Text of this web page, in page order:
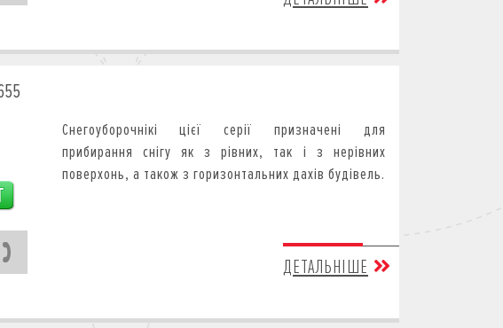
Снегоуборочнікі цієї серії призначені для
прибирання снігу як з рівних, так і з нерівних
поверхонь, а також з горизонтальних дахів будівель.
ДЕТАЛЬНІШЕ